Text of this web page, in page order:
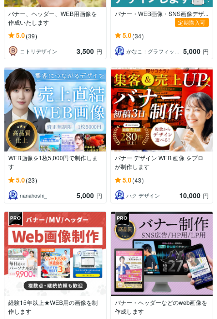
バナー、ヘッダー、WEB用画像を
作成いたします
5.0(39)
コトリデザイン 3,500 円
バナー・WEB画像・SNS画像デザ...
定期購入可
5.0(34)
かなこ：グラフィックデザイナー 5,000 円
WEB画像を1枚5,000円で制作しま
す
5.0(23)
nanahoshi_ 5,000 円
バナー デザイン WEB 画像 をプロ
が制作します
5.0(43)
ハク デザイン 10,000 円
経験15年以上★WEB用の画像を制
作します
バナー・ヘッダーなどのweb画像を
作成します